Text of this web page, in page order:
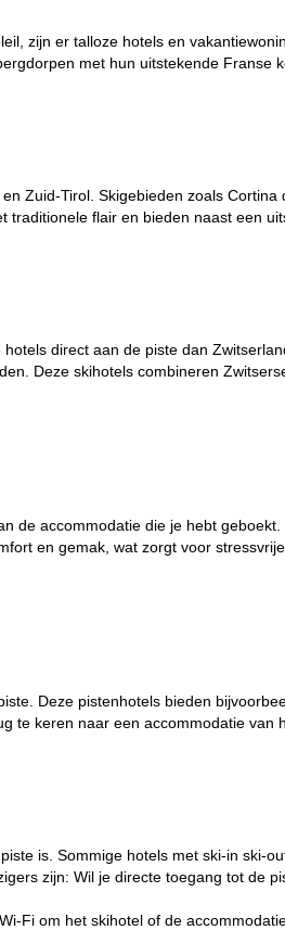
zijn er talloze hotels en
met hun uitstekende Franse
Zuid-Tirol. Skigebieden zoals
flair en bieden naast een
direct aan de piste dan
Deze skihotels combineren
de accommodatie die je hebt
en gemak, wat zorgt voor
Deze pistenhotels bieden
keren naar een accommodatie van
is. Sommige hotels met ski-in ski-
zijn: Wil je directe toegang tot de
Fi om het skihotel of de